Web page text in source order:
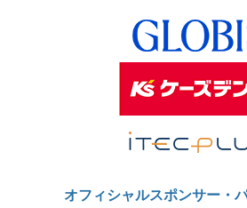
オフィシャルスポンサー・